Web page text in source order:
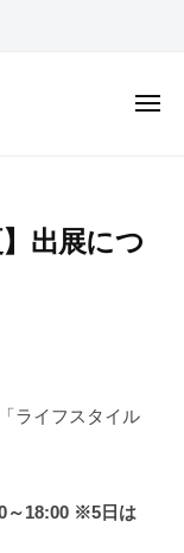
メ
出展につ
ライフスタイル
～18:00 ※5日は